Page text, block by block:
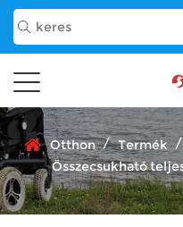
Otthon / Termék
Összecsukható